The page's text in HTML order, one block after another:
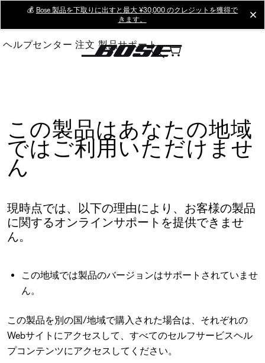
Main
💰 Bose 製品を下取りに出すと最大 ¥30,000 のクレジットを獲得で
きます。
ヘルプセンター 注文 製品サポート
この製品はあなたの地域
ではご利用いただけませ
ん
現時点では、以下の理由により、お客様の製品
に関するオンラインサポートを提供できませ
ん。
この地域では製品のバージョンはサポートされていませ
ん。
この製品を別の国/地域で購入された場合は、それぞれの
Webサイトにアクセスして、すべてのセルフサービスヘル
プコンテンツにアクセスしてください。